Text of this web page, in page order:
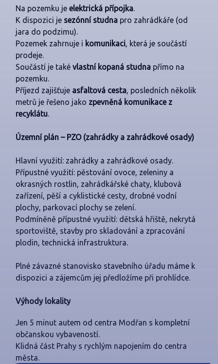
Na pozemku je elektrická přípojka.
K dispozici je sezónní studna pro zahrádkáře (od
jara do podzimu).
Pozemek zahrnuje i komunikaci, která je součástí
prodeje.
Součástí je také vlastní kopaná studna přímo na
pozemku.
Příjezd zajišťuje asfaltová cesta, posledních několik
metrů je řešeno jako zpevněná komunikace z
recyklátu.
Územní plán – PZO (zahrádky a zahrádkové osady)
Hlavní využití: zahrádky a zahrádkové osady.
Přípustné využití: pěstování ovoce, zeleniny a
okrasných rostlin, zahrádkářské chaty, klubová
zařízení, pěší a cyklistické cesty, drobné vodní
plochy, parkovací plochy se zelení.
Podmíněně přípustné využití: dětská hřiště, nekrytá
sportoviště, stavby pro skladování a zpracování
plodin, technická infrastruktura.
Plné závazné stanovisko stavebního úřadu máme k
dispozici a zájemcům jej předložíme při prohlídce.
Výhody lokality
Jen 5 minut autem od centra Modřan s kompletní
občanskou vybaveností.
Klidná část Prahy s rychlým napojením do centra
města.